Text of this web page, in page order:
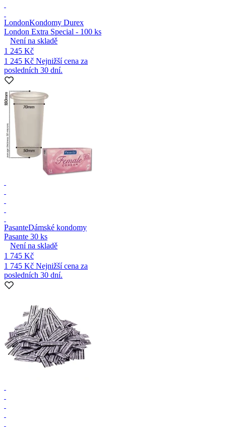
LondonKondomy Durex
London Extra Special - 100 ks
Není na skladě
1 245 Kč
1 245 Kč Nejnižší cena za
posledních 30 dní.
PasanteDámské kondomy
Pasante 30 ks
Není na skladě
1 745 Kč
1 745 Kč Nejnižší cena za
posledních 30 dní.